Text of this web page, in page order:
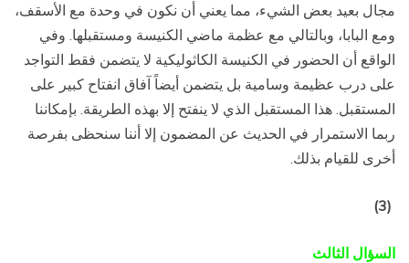
مجال بعيد بعض الشيء، مما يعني أن نكون في وحدة مع الأسقف،
ومع البابا، وبالتالي مع عظمة ماضي الكنيسة ومستقبلها. وفي
الواقع أن الحضور في الكنيسة الكاثوليكية لا يتضمن فقط التواجد
على درب عظيمة وسامية بل يتضمن أيضاً آفاق انفتاح كبير على
المستقبل. هذا المستقبل الذي لا ينفتح إلا بهذه الطريقة. بإمكاننا
ربما الاستمرار في الحديث عن المضمون إلا أننا سنحظى بفرصة
أخرى للقيام بذلك.
(3)
السؤال الثالث